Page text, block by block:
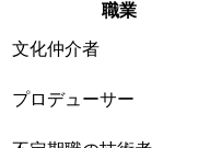
職業
文化仲介者
プロデューサー